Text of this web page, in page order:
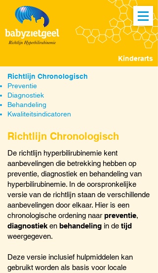
Kinderarts
Richtlijn Chronologisch
Preventie
Diagnostiek
Behandeling
Kwaliteitsindicatoren
Richtlijn Chronologisch
De richtlijn hyperbilirubinemie kent
aanbevelingen die betrekking hebben op
preventie, diagnostiek en behandeling van
hyperbilirubinemie. In de oorspronkelijke
versie van de richtlijn staan de verschillende
aanbevelingen door elkaar. Hier is een
chronologische ordening naar preventie,
diagnostiek en behandeling in de tijd
weergegeven.
Deze versie inclusief hulpmiddelen kan
gebruikt worden als basis voor locale